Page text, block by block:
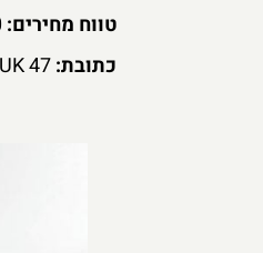
טווח מחירים:
כתובת: